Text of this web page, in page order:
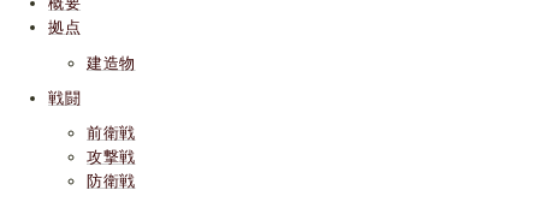
拠点
建造物
戦闘
前衛戦
攻撃戦
防衛戦